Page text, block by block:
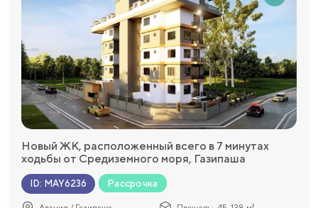
Новый ЖК, расположенный всего в 7 минутах
ходьбы от Средиземного моря, Газипаша
ID: MAY6236 Рассрочка